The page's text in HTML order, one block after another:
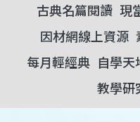
古典名篇閱讀 現
因材網線上資源
每月輕經典 自學天
教學研